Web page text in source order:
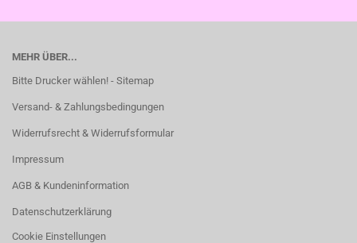
MEHR ÜBER...
Bitte Drucker wählen! - Sitemap
Versand- & Zahlungsbedingungen
Widerrufsrecht & Widerrufsformular
Impressum
AGB & Kundeninformation
Datenschutzerklärung
Cookie Einstellungen